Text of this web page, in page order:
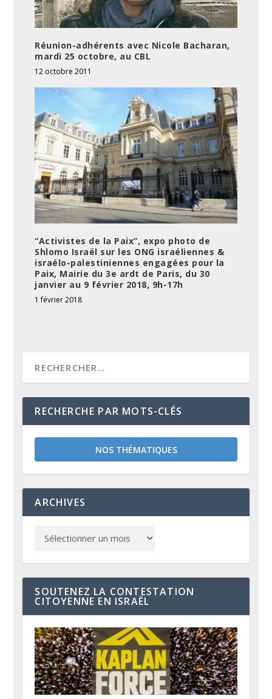
Réunion-adhérents avec Nicole Bacharan,
mardi 25 octobre, au CBL
12 octobre 2011
“Activistes de la Paix”, expo photo de
Shlomo Israël sur les ONG israéliennes &
israélo-palestiniennes engagées pour la
Paix, Mairie du 3e ardt de Paris, du 30
janvier au 9 février 2018, 9h-17h
1 février 2018
RECHERCHE PAR MOTS-CLÉS
NOS THÉMATIQUES
ARCHIVES
SOUTENEZ LA CONTESTATION
CITOYENNE EN ISRAËL